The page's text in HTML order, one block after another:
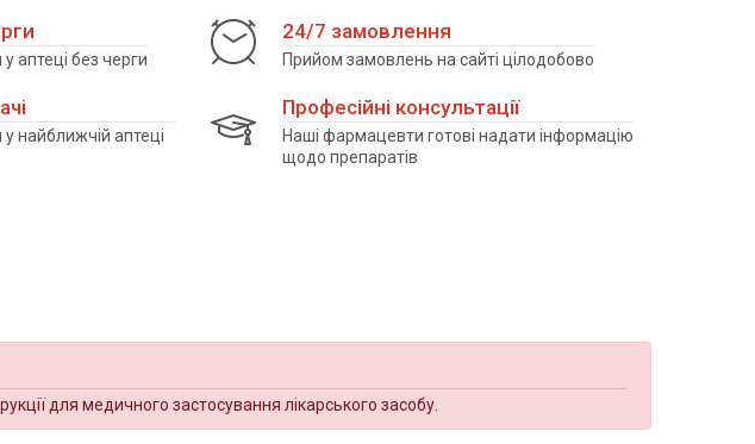
аптеці без черги
24/7 замовлення
Прийом замовлень на сайті цілодобово
найближчій аптеці
Професійні консультації
Наші фармацевти готові надати інформацію
щодо препаратів
для медичного застосування лікарського засобу.